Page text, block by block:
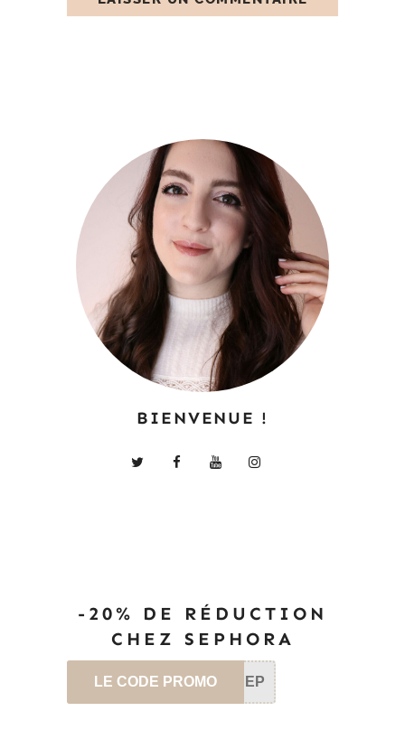
BIENVENUE !
-20% DE RÉDUCTION
CHEZ SEPHORA
LE CODE PROMO SEP